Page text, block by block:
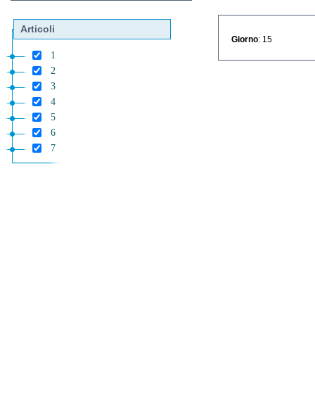
Articoli
1
2
3
4
5
6
7
Giorno : 15